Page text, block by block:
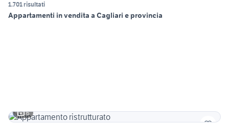
1.701 risultati
Appartamenti in vendita a Cagliari e provincia
6